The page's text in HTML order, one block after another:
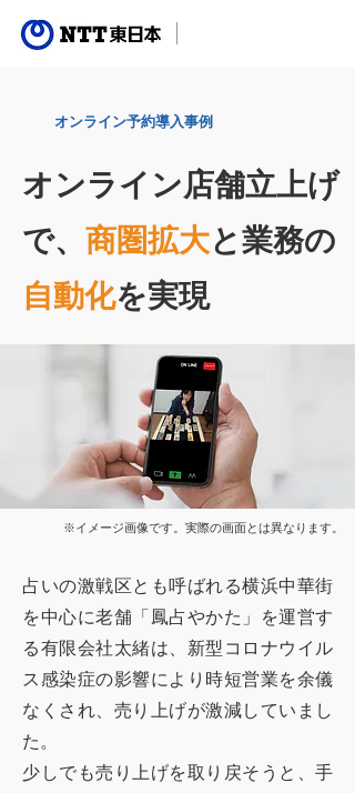
オンライン予約導入事例
オンライン店舗立上げ
で、 商圏拡大と業務の
自動化を実現
※イメージ画像です。実際の画面とは異なります。
占いの激戦区とも呼ばれる横浜中華街
を中心に老舗「鳳占やかた」を運営す
る有限会社太緒は、新型コロナウイル
ス感染症の影響により時短営業を余儀
なくされ、売り上げが激減していまし
た。
少しでも売り上げを取り戻そうと、手